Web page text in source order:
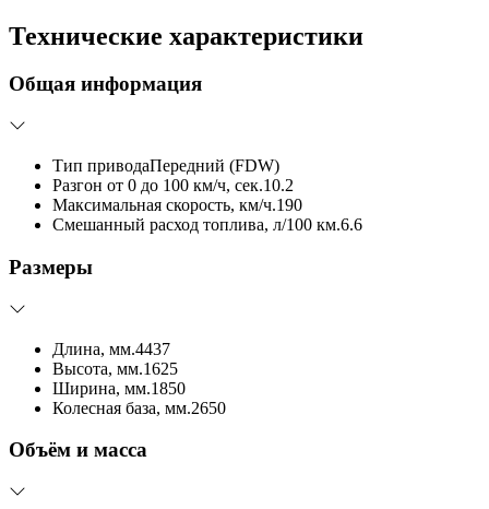
Технические характеристики
Общая информация
Тип приводаПередний (FDW)
Разгон от 0 до 100 км/ч, сек.10.2
Максимальная скорость, км/ч.190
Смешанный расход топлива, л/100 км.6.6
Размеры
Длина, мм.4437
Высота, мм.1625
Ширина, мм.1850
Колесная база, мм.2650
Объём и масса